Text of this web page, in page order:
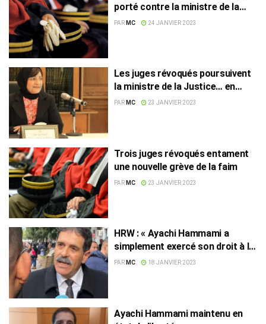
porté contre la ministre de la
Justice
PAR MC 24 JANVIER 2023
Les juges révoqués poursuivent
la ministre de la Justice… en
justice !
PAR MC 23 JANVIER 2023
Trois juges révoqués entament
une nouvelle grève de la faim
PAR MC 23 JANVIER 2023
HRW : « Ayachi Hammami a
simplement exercé son droit à la
liberté d’expression »
PAR MC 18 JANVIER 2023
Ayachi Hammami maintenu en